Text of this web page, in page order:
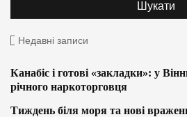
Недавні записи
Канабіс і готові «закладки»: у
річного наркоторговця
Тиждень біля моря та нові